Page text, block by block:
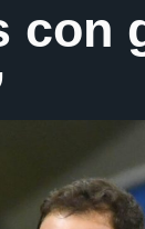
con